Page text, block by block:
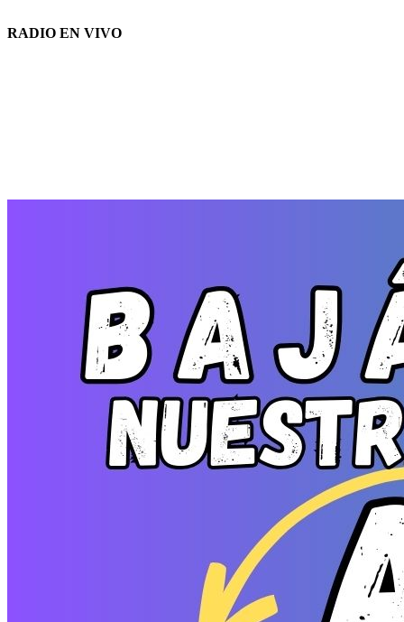
RADIO EN VIVO